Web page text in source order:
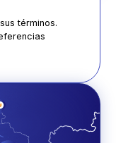
términos.